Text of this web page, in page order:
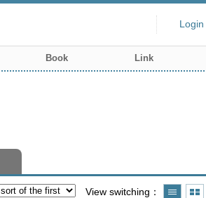
Login
Book Link
View switching